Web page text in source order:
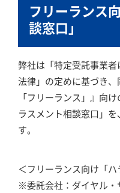
フリーランス
談窓口」
弊社は「特定受託事業
法律」の定めに基づき
「フリーランス」』向け
ラスメント相談窓口」
す。
＜フリーランス向け「
※委託会社：ダイヤル・